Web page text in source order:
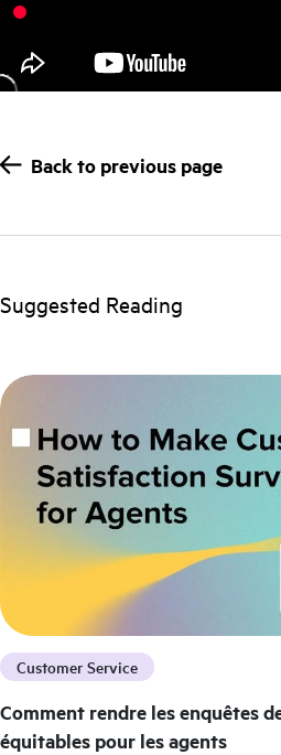
Back to previous page
Suggested Reading
Customer Service
Comment rendre les enquêtes
équitables pour les agents